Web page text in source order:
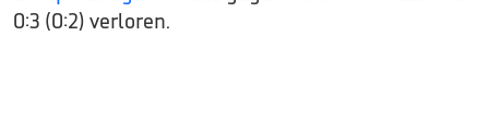
0:3 (0:2) verloren.